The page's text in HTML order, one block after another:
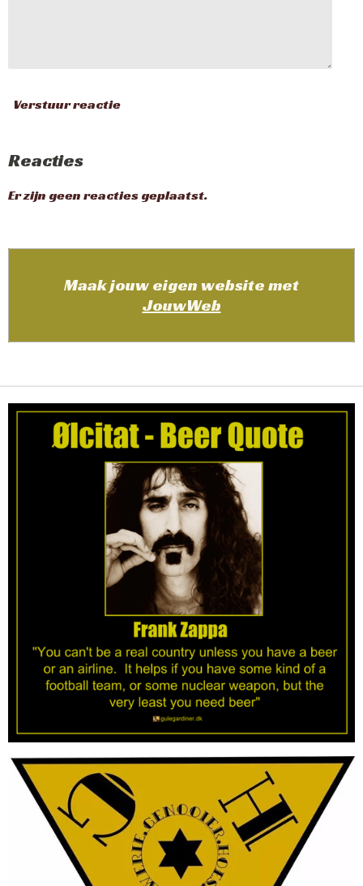
Verstuur reactie
Reacties
Er zijn geen reacties geplaatst.
Maak jouw eigen website met
JouwWeb